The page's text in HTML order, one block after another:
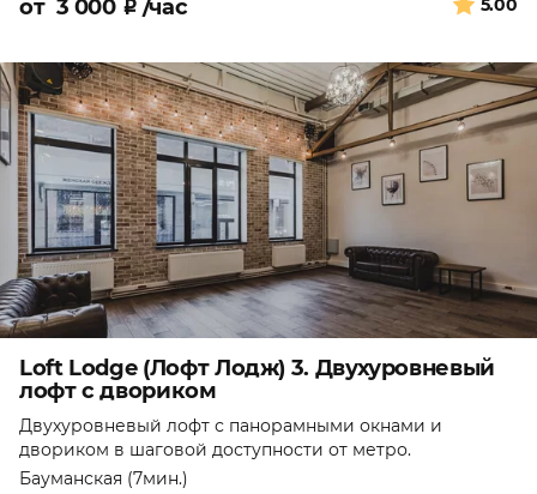
5.00
от 3 000 ₽ /час
Loft Lodge (Лофт Лодж) 3. Двухуровневый
лофт с двориком
Двухуровневый лофт с панорамными окнами и
двориком в шаговой доступности от метро.
Бауманская (7мин.)